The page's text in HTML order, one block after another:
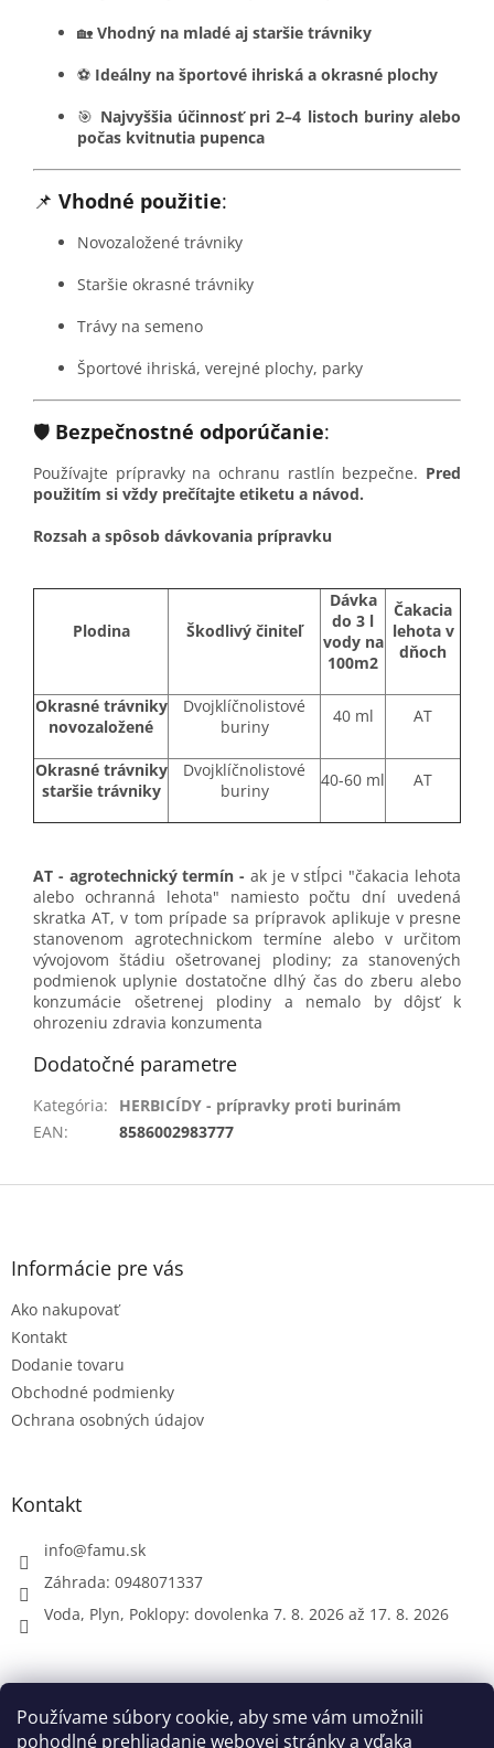
Používame súbory cookie, aby sme vám umožnili
pohodlné prehliadanie webovej stránky a vďaka
🏡 Vhodný na mladé aj staršie trávniky
⚽ Ideálny na športové ihriská a okrasné plochy
🎯 Najvyššia účinnosť pri 2–4 listoch buriny alebo
počas kvitnutia pupenca
📌 Vhodné použitie:
Novozaložené trávniky
Staršie okrasné trávniky
Trávy na semeno
Športové ihriská, verejné plochy, parky
🛡️ Bezpečnostné odporúčanie:
Používajte prípravky na ochranu rastlín bezpečne. Pred
použitím si vždy prečítajte etiketu a návod.
Rozsah a spôsob dávkovania prípravku
Plodina Škodlivý činiteľ
Dávka
do 3 l
vody na
100m2
Čakacia
lehota v
dňoch
Okrasné trávniky
novozaložené
Dvojklíčnolistové
buriny
40 ml AT
Okrasné trávniky
staršie trávniky
Dvojklíčnolistové
buriny
40-60 ml AT
AT - agrotechnický termín - ak je v stĺpci "čakacia lehota
alebo ochranná lehota" namiesto počtu dní uvedená
skratka AT, v tom prípade sa prípravok aplikuje v presne
stanovenom agrotechnickom termíne alebo v určitom
vývojovom štádiu ošetrovanej plodiny; za stanovených
podmienok uplynie dostatočne dlhý čas do zberu alebo
konzumácie ošetrenej plodiny a nemalo by dôjsť k
ohrozeniu zdravia konzumenta
Dodatočné parametre
Kategória:
HERBICÍDY - prípravky proti burinám
EAN: 8586002983777
Z
Informácie pre vás
Ako nakupovať
Kontakt
Dodanie tovaru
Obchodné podmienky
Ochrana osobných údajov
Kontakt
info@famu.sk
Záhrada: 0948071337
Voda, Plyn, Poklopy: dovolenka 7. 8. 2026 až 17. 8. 2026